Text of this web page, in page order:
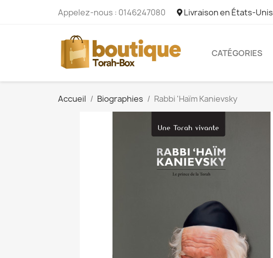
Appelez-nous : 0146247080 Livraison en États-Unis
CATÉGORIES
Accueil Biographies Rabbi 'Haïm Kanievsky